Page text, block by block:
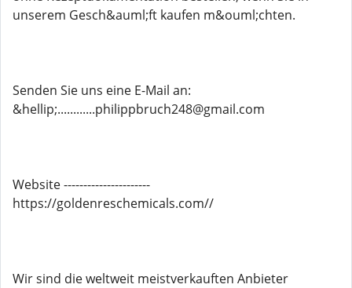
unserem Gesch&auml;ft kaufen m&ouml;chten.
Senden Sie uns eine E-Mail an:
&hellip;............philippbruch248@gmail.com
Website ----------------------
https://goldenreschemicals.com//
Wir sind die weltweit meistverkauften Anbieter